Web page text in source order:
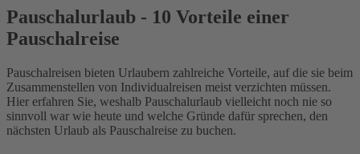
Pauschalurlaub - 10 Vorteile einer
Pauschalreise
Pauschalreisen bieten Urlaubern zahlreiche Vorteile, auf die sie beim
Zusammenstellen von Individualreisen meist verzichten müssen.
Hier erfahren Sie, weshalb Pauschalurlaub vielleicht noch nie so
sinnvoll war wie heute und welche Gründe dafür sprechen, den
nächsten Urlaub als Pauschalreise zu buchen.